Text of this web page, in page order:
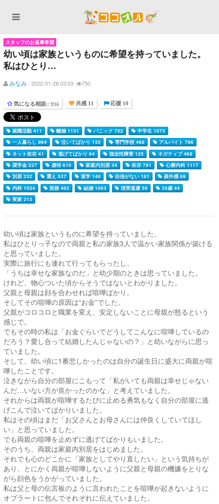
スタッフのお返事希望
幼い頃は家族というものに希望を持っていました。
私はひとり…
みなみ 2022-01-28 03:03 750
気になる相談に登録 共感 11 応援 10
就職活動 411 離婚 1131 パニック 752
中学生 1073
一人暮らし 964
泣いてばかり 135 専門学校 468
アルバイト 766
ネット依存 41
逃げてばかり 64 強迫性障害 125
ネガティブ 468
奨学金 227
虐待 610 家庭内別居 34 依存 781
心療内科 1117
別居 232
震え 537 退学 140 自信がない 181
疎外感 69
内科 1034
面接 462 結婚 1063 現実逃避 59
20歳 44
実家 213
幼い頃は家族というものに希望を持っていました。
私はひとりっ子なので両親と私の家族3人で温かい家族関係が築ける
と思っていました。
実際に旅行にも連れて行ってもらったし、
「うちは幸せな家族なのだ」と幼少期のときは思っていました。
けれど、物心ついた頃からそうではないとわかりました。
父親と母親は顔を合わせれば喧嘩ばかり。
そしてその喧嘩の原因は“お金”でした。
父親がコロコロと職業を変え、安定しないことに母親が怒るという
感じで。
でもその時の私は「お金ぐらいでどうしてこんなに喧嘩しているの
だろう？愛し合って結婚したんじゃないの？」と幼いながらに思っ
ていました。
そして、幼い頃に1番悲しかったのは自分の誕生日に盛大に両親が喧
嘩したことです。
泣きながら自分の部屋にこもって「私がいても両親は幸せじゃない
んだ…いない方が良かったのかな」と考えていました。
それからは両親が喧嘩するたびに止める勇気もなく自分の部屋に逃
げこんで泣いてばかりいました。
私はその頃はまだ「お父さんとお母さんには仲良くしていてほし
い」と思っていました。
でも両親の喧嘩を止めずに逃げてばかりもいました。
そのうち、両親は家庭内別居をはじめました。
それでも心のどこかに「家族としてやり直したい」という気持ちが
あり、とにかく両親が喧嘩しないように父親と母親の機嫌をとりな
がら顔色をうかがっていました。
私は父と母の伝言板のように言われたことを喧嘩が起きないように
オブラートに包んでそれぞれに伝えていました。